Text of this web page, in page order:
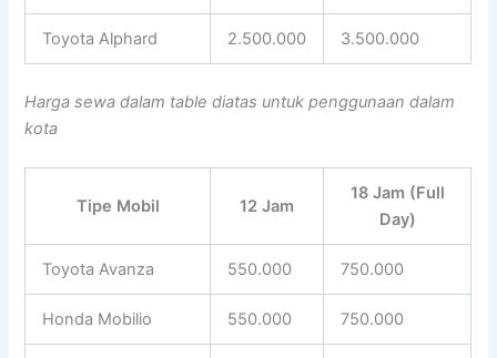
Toyota Alphard 2.500.000 3.500.000
Harga sewa dalam table diatas untuk penggunaan dalam
kota
Tipe Mobil 12 Jam
18 Jam (Full
Day)
Toyota Avanza 550.000 750.000
Honda Mobilio 550.000 750.000